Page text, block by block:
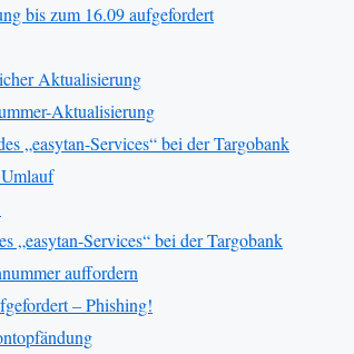
bis zum 16.09 aufgefordert
Aktualisierung
Aktualisierung
„easytan-Services“ bei der Targobank
Services“ bei der Targobank
auffordern
– Phishing!